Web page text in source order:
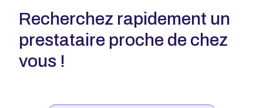
Recherchez rapidement un
prestataire proche de chez
vous !